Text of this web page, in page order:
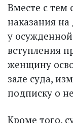
Вместе с тем
наказания
у
вступления
женщину
зале суда,
подписку о
Кроме того,